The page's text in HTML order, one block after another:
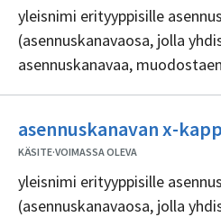
yleisnimi erityyppisille
(asennuskanavaosa, jolla
asennuskanavaa,
asennuskanavan x-
KÄSITE·VOIMASSA OLEVA
yleisnimi erityyppisille
(asennuskanavaosa, jolla